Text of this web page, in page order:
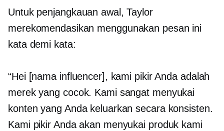
Untuk penjangkauan awal, Taylor
merekomendasikan menggunakan pesan ini
kata demi kata:
“Hei [nama influencer], kami pikir Anda adalah
merek yang cocok. Kami sangat menyukai
konten yang Anda keluarkan secara konsisten.
Kami pikir Anda akan menyukai produk kami